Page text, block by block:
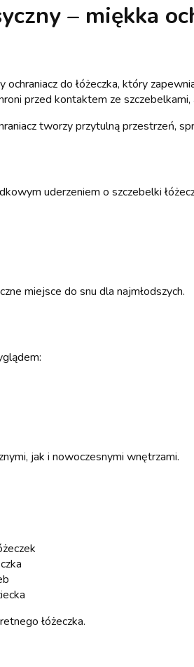
– miękka
do łóżeczka, który
przed kontaktem ze
tworzy przytulną przestrzeń,
uderzeniem o szczebelki
miejsce do snu dla najmłodszych.
jak i nowoczesnymi wnętrzami.
łóżeczka.